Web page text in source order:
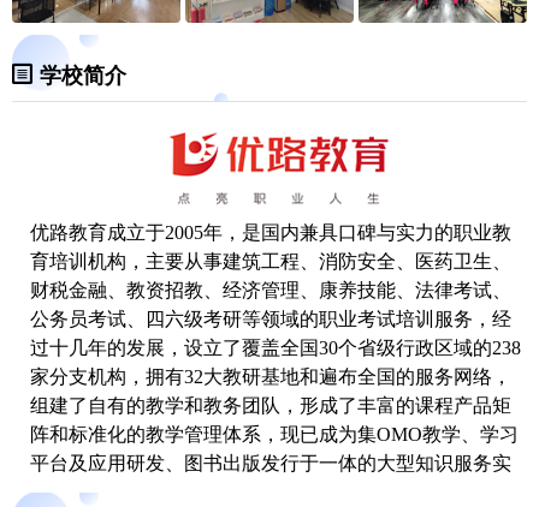
学校简介
优路教育成立于2005年，是国内兼具口碑与实力的职业教
育培训机构，主要从事建筑工程、消防安全、医药卫生、
财税金融、教资招教、经济管理、康养技能、法律考试、
公务员考试、四六级考研等领域的职业考试培训服务，经
过十几年的发展，设立了覆盖全国30个省级行政区域的238
家分支机构，拥有32大教研基地和遍布全国的服务网络，
组建了自有的教学和教务团队，形成了丰富的课程产品矩
阵和标准化的教学管理体系，现已成为集OMO教学、学习
平台及应用研发、图书出版发行于一体的大型知识服务实
体和综合性教育服务机构。